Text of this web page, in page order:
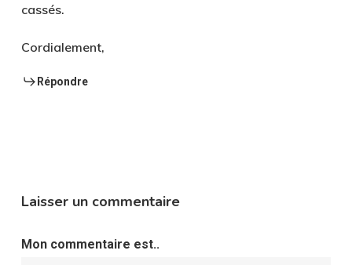
cassés.
Cordialement,
Répondre
Laisser un commentaire
Mon commentaire est..